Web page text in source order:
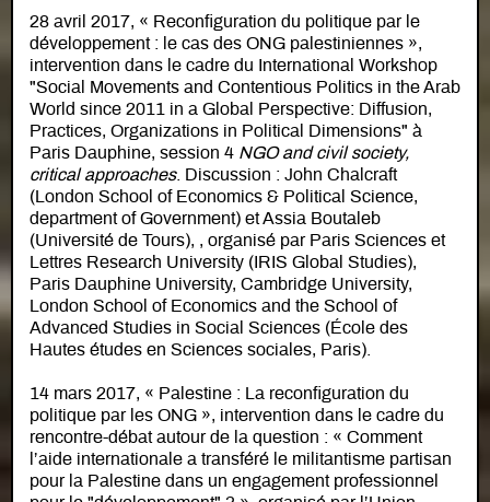
28 avril 2017, « Reconfiguration du politique par le
développement : le cas des ONG palestiniennes »,
intervention dans le cadre du International Workshop
"Social Movements and Contentious Politics in the Arab
World since 2011 in a Global Perspective: Diffusion,
Practices, Organizations in Political Dimensions" à
Paris Dauphine, session 4 NGO and civil society,
critical approaches. Discussion : John Chalcraft
(London School of Economics & Political Science,
department of Government) et Assia Boutaleb
(Université de Tours), , organisé par Paris Sciences et
Lettres Research University (IRIS Global Studies),
Paris Dauphine University, Cambridge University,
London School of Economics and the School of
Advanced Studies in Social Sciences (École des
Hautes études en Sciences sociales, Paris).
14 mars 2017, « Palestine : La reconfiguration du
politique par les ONG », intervention dans le cadre du
rencontre-débat autour de la question : « Comment
l’aide internationale a transféré le militantisme partisan
pour la Palestine dans un engagement professionnel